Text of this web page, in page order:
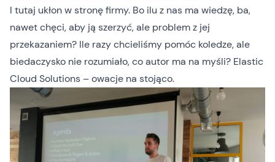
I tutaj ukłon w stronę firmy. Bo ilu z nas ma wiedzę, ba,
nawet chęci, aby ją szerzyć, ale problem z jej
przekazaniem? Ile razy chcieliśmy pomóc koledze, ale
biedaczysko nie rozumiało, co autor ma na myśli? Elastic
Cloud Solutions – owacje na stojąco.